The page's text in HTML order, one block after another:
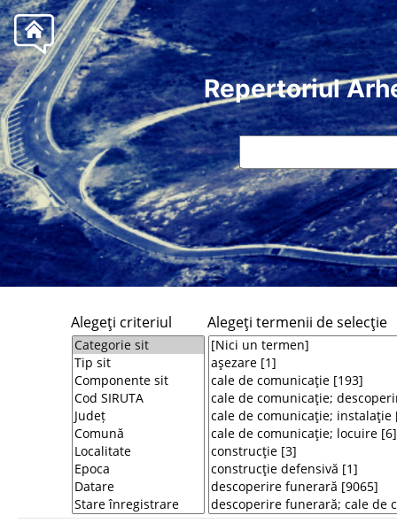
Repertoriul
Alegeţi criteriul Alegeţi termenii de selecţie